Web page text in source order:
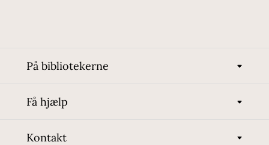
På bibliotekerne
Få hjælp
Kontakt